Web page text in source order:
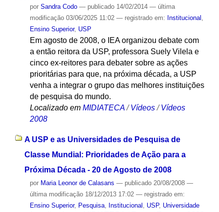
por Sandra Codo — publicado14/02/2014 — última
modificação03/06/2025 11:02 — registrado em: Institucional
Ensino Superior, USP
Em agosto de 2008, o IEA organizou debate com
a então reitora da USP, professora Suely Vilela e
cinco ex-reitores para debater sobre as ações
prioritárias para que, na próxima década, a USP
venha a integrar o grupo das melhores instituições
de pesquisa do mundo.
Localizado em MIDIATECA /Vídeos /Vídeos
2008
A USP e as Universidades de Pesquisa de
Classe Mundial: Prioridades de Ação para a
Próxima Década - 20 de Agosto de 2008
por Maria Leonor de Calasans — publicado20/08/2008 —
última modificação18/12/2013 17:02 — registrado em:
Ensino Superior, Pesquisa, Institucional , USP, Universidade